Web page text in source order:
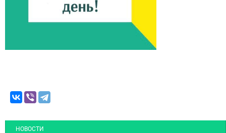
НОВОСТИ